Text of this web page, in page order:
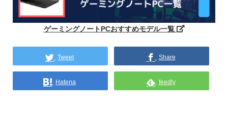
ゲーミングノートPCおすすめモデル一覧
Tweet Share
Hatena feedly